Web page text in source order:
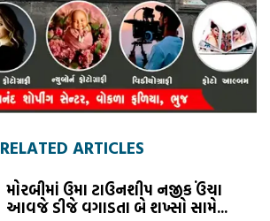
RELATED ARTICLES
મોરબીમાં ઉમા ટાઉનશીપ નજીક ઉંચા
આવજે ડીજે વગાડતા બે શખ્સો સામે...